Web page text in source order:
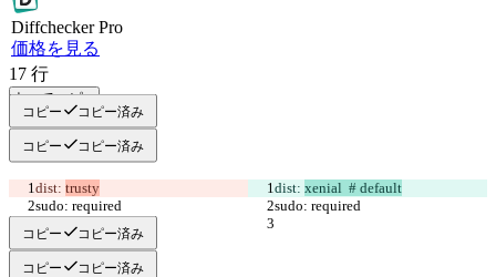
DiffcheckerPro
価格を見る
17 行
すべてコピー
コピー コピー済み
コピー コピー済み
dist: trusty dist: xenial  # default
sudo: required
sudo: required
コピー コピー済み
コピー コピー済み